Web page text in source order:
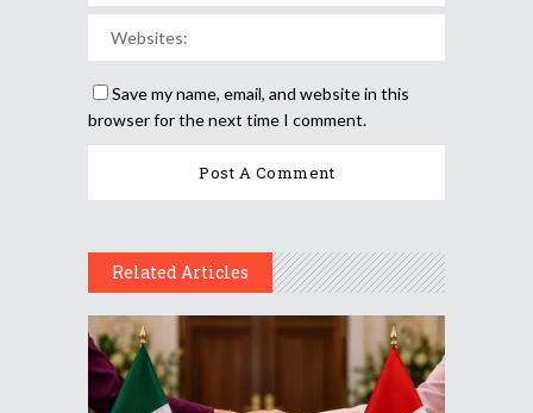
Save my name, email, and website in this
browser for the next time I comment.
Related Articles